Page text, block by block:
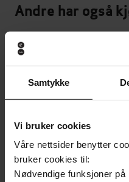
Samtykke
Vi bruker cookies
Våre nettsider benytter
bruker cookies til:
Nødvendige funksjoner
Andre har også